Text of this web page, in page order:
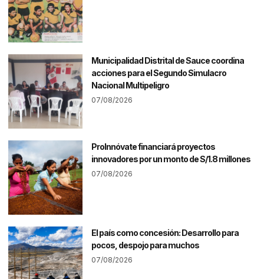
Municipalidad Distrital de Sauce coordina
acciones para el Segundo Simulacro
Nacional Multipeligro
07/08/2026
ProInnóvate financiará proyectos
innovadores por un monto de S/1.8 millones
07/08/2026
El país como concesión: Desarrollo para
pocos, despojo para muchos
07/08/2026